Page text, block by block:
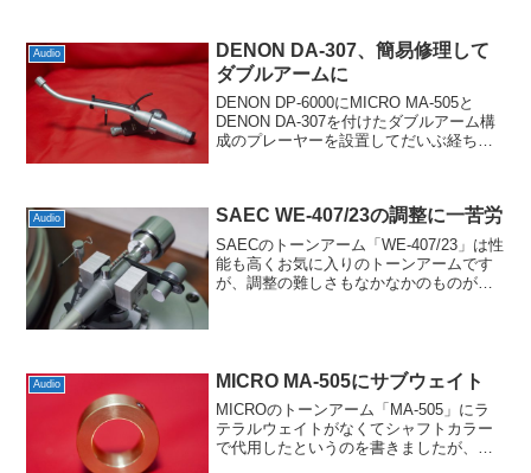
で、販売し...
Audio
DENON DA-307、簡易修理して
ダブルアームに
DENON DP-6000にMICRO MA-505と
DENON DA-307を付けたダブルアーム構
成のプレーヤーを設置してだいぶ経ちま
Audio SAEC WE-407/23の調整に一苦労
SAECのトーンアーム「WE-407/23」は性
能も高くお気に入りのトーンアームです
が、調整の難しさもなかなかのものがあ
Audio MICRO MA-505にサブウェイト
MICROのトーンアーム「MA-505」にラ
テラルウェイトがなくてシャフトカラー
で代用したというのを書きましたが、サ